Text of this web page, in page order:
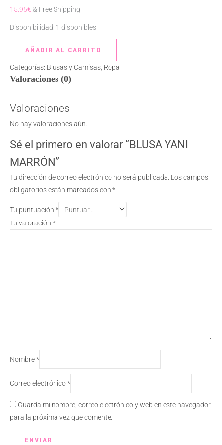
15.95€ & Free Shipping
Disponibilidad: 1 disponibles
AÑADIR AL CARRITO
Categorías: Blusas y Camisas, Ropa
Valoraciones (0)
Valoraciones
No hay valoraciones aún.
Sé el primero en valorar “BLUSA YANI
MARRÓN”
Tu dirección de correo electrónico no será publicada. Los campos
obligatorios están marcados con *
Tu puntuación *
Tu valoración *
Nombre*
Correo electrónico*
Guarda mi nombre, correo electrónico y web en este navegador
para la próxima vez que comente.